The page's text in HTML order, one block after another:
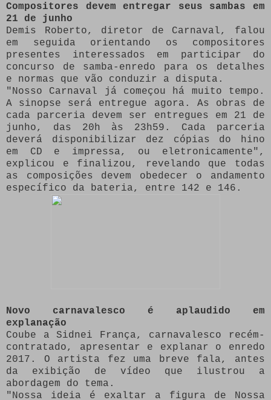
Compositores devem entregar seus sambas em
21 de junho
Demis Roberto, diretor de Carnaval, falou
em seguida orientando os compositores
presentes interessados em participar do
concurso de samba-enredo para os detalhes
e normas que vão conduzir a disputa.
"Nosso Carnaval já começou há muito tempo.
A sinopse será entregue agora. As obras de
cada parceria devem ser entregues em 21 de
junho, das 20h às 23h59. Cada parceria
deverá disponibilizar dez cópias do hino
em CD e impressa, ou eletronicamente",
explicou e finalizou, revelando que todas
as composições devem obedecer o andamento
específico da bateria, entre 142 e 146.
Novo carnavalesco é aplaudido em
explanação
Coube a Sidnei França, carnavalesco recém-
contratado, apresentar e explanar o enredo
2017. O artista fez uma breve fala, antes
da exibição de vídeo que ilustrou a
abordagem do tema.
"Nossa ideia é exaltar a figura de Nossa